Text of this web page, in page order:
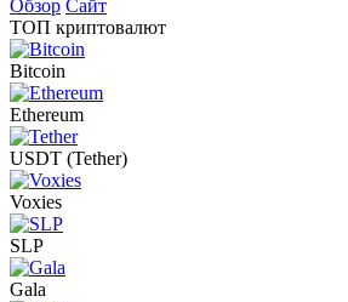
Обзор Сайт
ТОП криптовалют
Bitcoin
Ethereum
USDT (Tether)
Voxies
SLP
Gala